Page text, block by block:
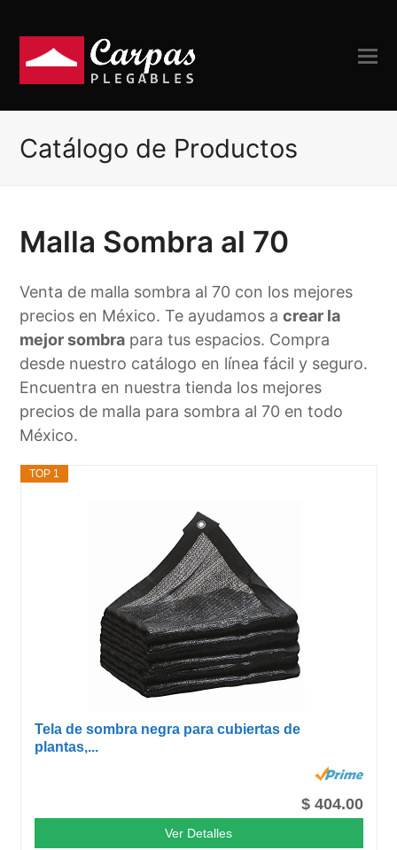
Catálogo de Productos
Malla Sombra al 70
Venta de malla sombra al 70 con los mejores
precios en México. Te ayudamos acrear la
mejor sombra para tus espacios. Compra
desde nuestro catálogo en línea fácil y seguro.
Encuentra en nuestra tienda los mejores
precios de malla para sombra al 70 en todo
México.
TOP 1
Tela de sombra negra para cubiertas de
plantas,...
$ 404.00
Ver Detalles